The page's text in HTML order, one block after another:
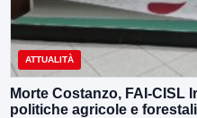
ATTUALITÀ
Morte Costanzo, FAI-CISL
politiche agricole e